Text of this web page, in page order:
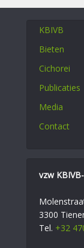
KBIVB
Bieten
Cichorei
Publicaties
Media
Contact
vzw
3300
Tel. +32